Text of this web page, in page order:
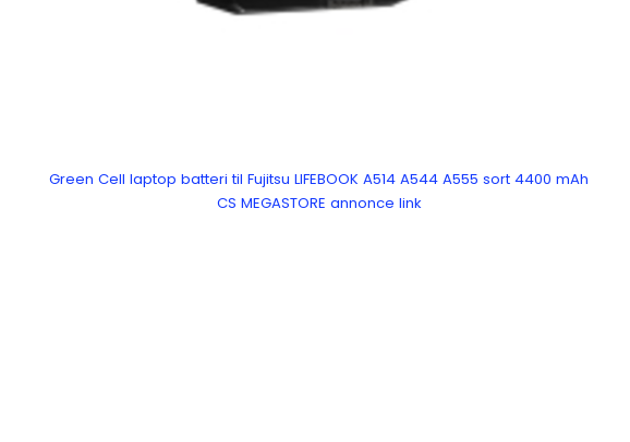
Green Cell laptop batteri til Fujitsu LIFEBOOK A514 A544 A555 sort 4400 mAh
CS MEGASTORE annonce link